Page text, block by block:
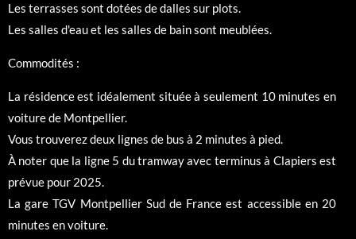
Les terrasses sont dotées de dalles sur plots.
Les salles d'eau et les salles de bain sont meublées.
Commodités :
La résidence est idéalement située à seulement 10 minutes en
voiture de Montpellier.
Vous trouverez deux lignes de bus à 2 minutes à pied.
À noter que la ligne 5 du tramway avec terminus à Clapiers est
prévue pour 2025.
La gare TGV Montpellier Sud de France est accessible en 20
minutes en voiture.